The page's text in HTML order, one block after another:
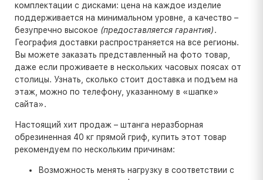
комплектации с дисками: цена на каждое изделие
поддерживается на минимальном уровне, а качество –
безупречно высокое (предоставляется гарантия).
География доставки распространяется на все регионы.
Вы можете заказать представленный на фото товар,
даже если проживаете в нескольких часовых поясах от
столицы. Узнать, сколько стоит доставка и подъем на
этаж, можно по телефону, указанному в «шапке»
сайта».
Настоящий хит продаж – штанга неразборная
обрезиненная 40 кг прямой гриф, купить этот товар
рекомендуем по нескольким причинам:
Возможность менять нагрузку в соответствии с